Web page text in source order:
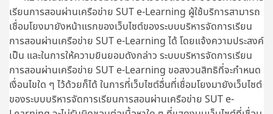
เรียนการสอนผ่านเครือข่าย SUT e-Learning ผู้ใช้บริการสามารถ
เชื่อมโยงมายังหน้าแรกของเว็บไซต์ของระบบบริหารจัดการเรียน
การสอนผ่านเครือข่าย SUT e-Learning ได้ โดยแจ้งความประสงค์
เป็น และในการให้ความยินยอมดังกล่าว ระบบบริหารจัดการเรียน
การสอนผ่านเครือข่าย SUT e-Learning ขอสงวนสิทธิที่จะกำหนด
เงื่อนไขใด ๆ ไว้ด้วยก็ได้ ในการที่เว็บไซต์อื่นที่เชื่อมโยงมายังเว็บไซต์
ของระบบบริหารจัดการเรียนการสอนผ่านเครือข่าย SUT e-